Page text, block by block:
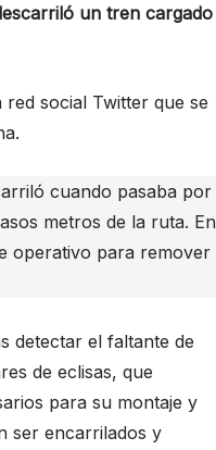
un tren cargado
social Twitter que se
cuando pasaba por
metros de la ruta. En
operativo para remover
detectar el faltante de
de eclisas, que
para su montaje y
ser encarrilados y